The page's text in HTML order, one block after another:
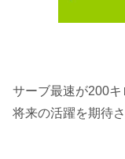
サーブ最速が200
将来の活躍を期待さ